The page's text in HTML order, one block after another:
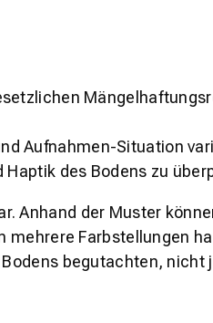
Aufnahmen-Situation
des Bodens zu
Anhand der Muster
Farbstellungen
begutachten,